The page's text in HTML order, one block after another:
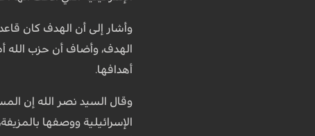
أهدافها.
الإسرائيلية ووصفها